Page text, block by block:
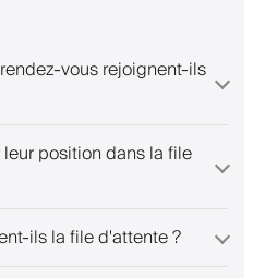
vous rejoignent-ils
position dans la file
ils la file d'attente ?